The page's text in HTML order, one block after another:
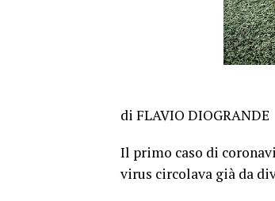
di FLAVIO DIOGRANDE
Il primo caso di
virus circolava già da